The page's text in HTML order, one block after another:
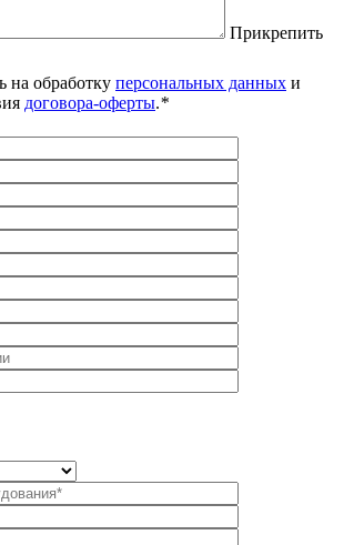
Прикрепить
на обработку персональных данных и
договора-оферты.*